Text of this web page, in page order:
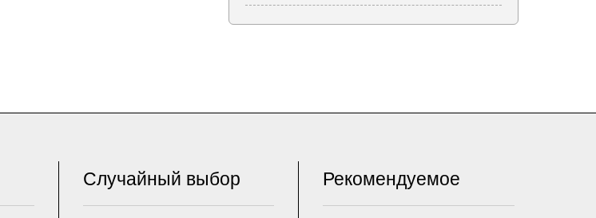
Случайный выбор Рекомендуемое